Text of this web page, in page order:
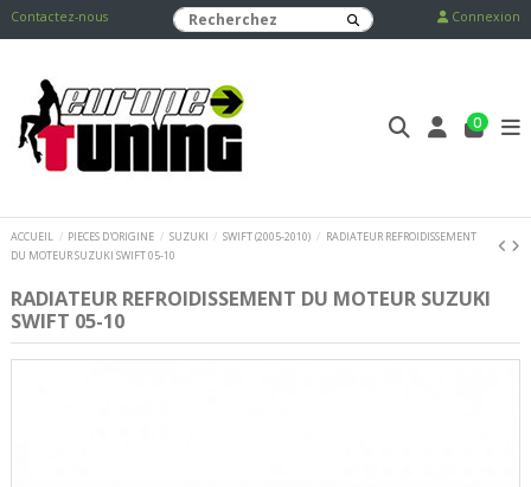
Contactez-nous Connexion
0
ACCUEIL PIECES D'ORIGINE SUZUKI SWIFT (2005-2010)
RADIATEUR REFROIDISSEMENT
DU MOTEUR SUZUKI SWIFT 05-10
RADIATEUR REFROIDISSEMENT DU MOTEUR SUZUKI
SWIFT 05-10